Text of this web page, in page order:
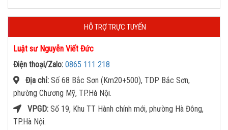
HỖ TRỢ TRỰC TUYẾN
Luật sư Nguyễn Viết Đức
Điện thoại/Zalo: 0865 111 218
Địa chỉ: Số 68 Bắc Sơn (Km20+500), TDP Bắc Sơn,
phường Chương Mỹ, TP.Hà Nội.
VPGD: Số 19, Khu TT Hành chính mới, phường Hà Đông,
TP.Hà Nội.